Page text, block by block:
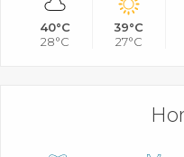
40°C
28°C
39°C
27°C